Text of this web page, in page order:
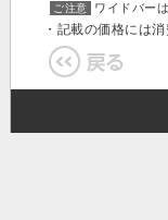
ご注意 ワイドバー
・記載の価格には